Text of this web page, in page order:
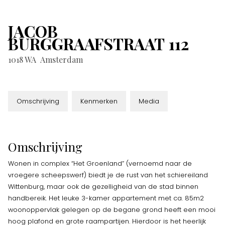
JACOB
BURGGRAAFSTRAAT112
1018 WA Amsterdam
Omschrijving Kenmerken Media
Omschrijving
Wonen in complex “Het Groenland” (vernoemd naar de
vroegere scheepswerf) biedt je de rust van het schiereiland
Wittenburg, maar ook de gezelligheid van de stad binnen
handbereik. Het leuke 3-kamer appartement met ca. 85m2
woonoppervlak gelegen op de begane grond heeft een mooi
hoog plafond en grote raampartijen. Hierdoor is het heerlijk